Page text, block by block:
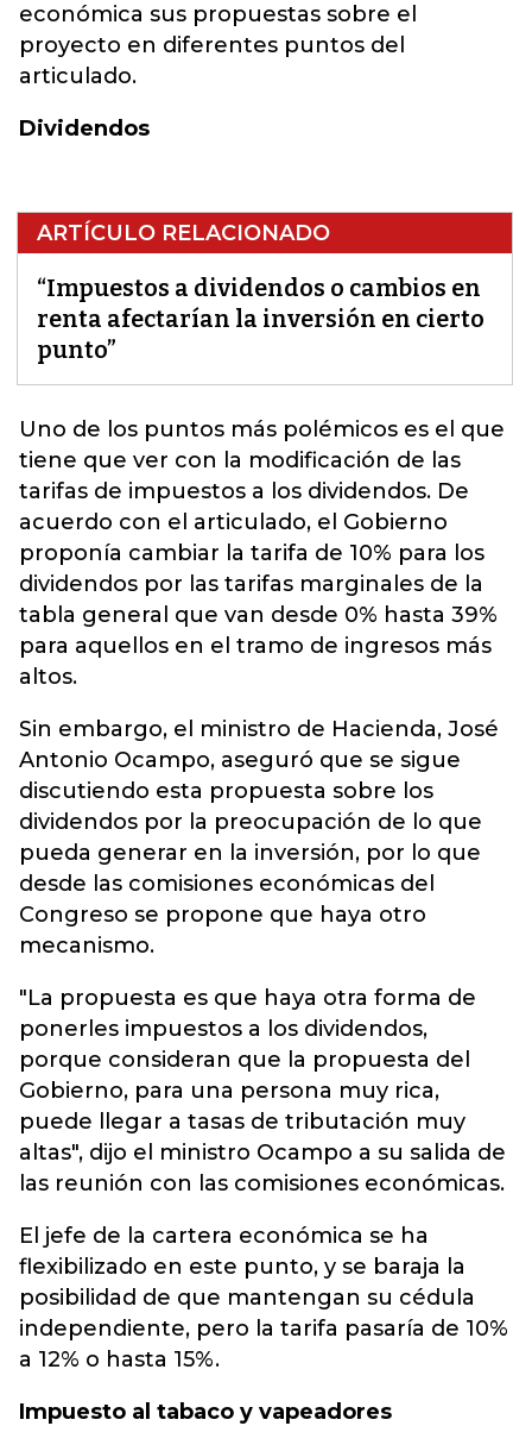
económica sus propuestas sobre el
proyecto en diferentes puntos del
articulado.
Dividendos
ARTÍCULO RELACIONADO
“Impuestos a dividendos o cambios en
renta afectarían la inversión en cierto
punto”
Uno de los puntos más polémicos es el que
tiene que ver con la modificación de las
tarifas de impuestos a los dividendos. De
acuerdo con el articulado, el Gobierno
proponía cambiar la tarifa de 10% para los
dividendos por las tarifas marginales de la
tabla general que van desde 0% hasta 39%
para aquellos en el tramo de ingresos más
altos.
Sin embargo, el ministro de Hacienda, José
Antonio Ocampo, aseguró que se sigue
discutiendo esta propuesta sobre los
dividendos por la preocupación de lo que
pueda generar en la inversión, por lo que
desde las comisiones económicas del
Congreso se propone que haya otro
mecanismo.
"La propuesta es que haya otra forma de
ponerles impuestos a los dividendos,
porque consideran que la propuesta del
Gobierno, para una persona muy rica,
puede llegar a tasas de tributación muy
altas", dijo el ministro Ocampo a su salida de
las reunión con las comisiones económicas.
El jefe de la cartera económica se ha
flexibilizado en este punto, y se baraja la
posibilidad de que mantengan su cédula
independiente, pero la tarifa pasaría de 10%
a 12% o hasta 15%.
Impuesto al tabaco y vapeadores